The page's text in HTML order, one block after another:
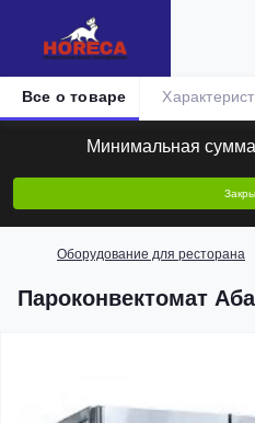
Минимальная
Оборудование для ресторана
Пароконвектомат
Все о товаре